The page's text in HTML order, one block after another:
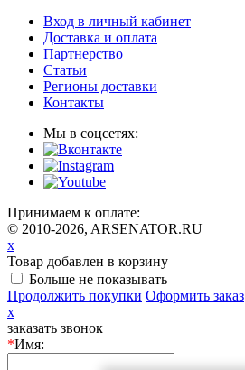
Вход в личный кабинет
Доставка и оплата
Партнерство
Статьи
Регионы доставки
Контакты
Мы в соцсетях:
Принимаем к оплате:
© 2010-2026, ARSENATOR.RU
x
Товар добавлен в корзину
Больше не показывать
Продолжить покупки Оформить заказ
x
заказать звонок
*Имя: